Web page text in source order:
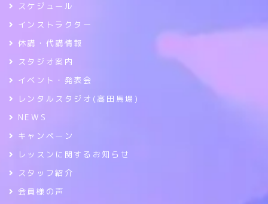
スケジュール
インストラクター
休講・代講情報
スタジオ案内
イベント・発表会
レンタルスタジオ(高田馬場)
NEWS
キャンペーン
レッスンに関するお知らせ
スタッフ紹介
会員様の声